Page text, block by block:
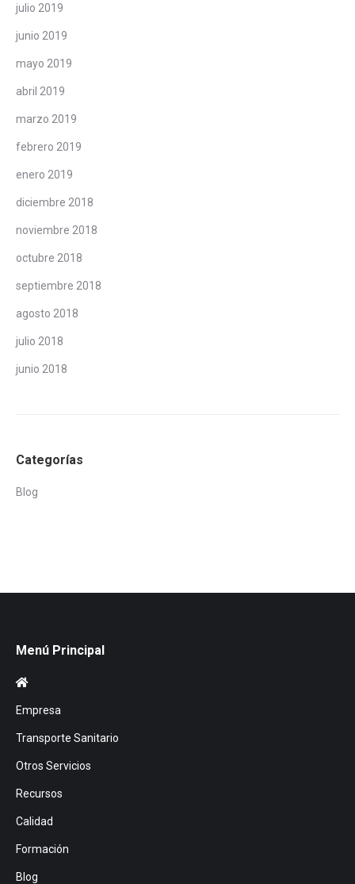
julio 2019
junio 2019
mayo 2019
abril 2019
marzo 2019
febrero 2019
enero 2019
diciembre 2018
noviembre 2018
octubre 2018
septiembre 2018
agosto 2018
julio 2018
junio 2018
Categorías
Blog
Menú Principal
Empresa
Transporte Sanitario
Otros Servicios
Recursos
Calidad
Formación
Blog